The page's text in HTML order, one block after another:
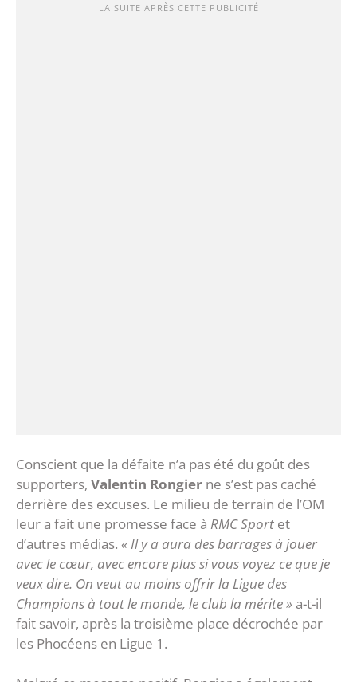
LA SUITE APRÈS CETTE PUBLICITÉ
Conscient que la défaite n’a pas été du goût des
supporters, Valentin Rongier ne s’est pas caché
derrière des excuses. Le milieu de terrain de l’OM
leur a fait une promesse face à RMC Sport et
d’autres médias. « Il y a aura des barrages à jouer
avec le cœur, avec encore plus si vous voyez ce que je
veux dire. On veut au moins offrir la Ligue des
Champions à tout le monde, le club la mérite » a-t-il
fait savoir, après la troisième place décrochée par
les Phocéens en Ligue 1.